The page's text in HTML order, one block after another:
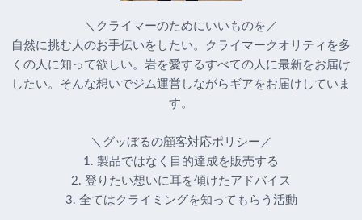
＼クライマーのためにいいものを／
自然に挑む人のお手伝いをしたい。クライマークオリティを多
くの人に知って欲しい。岩を愛するすべての人に最新をお届け
したい。そんな想いでジム運営しながらギアをお届けしていま
す。
＼グッぼるの顧客対応ポリシー／
1. 製品ではなく目的達成を販売する
2. 登りたい想いに耳を傾けたアドバイス
3. 全てはクライミングを知ってもらう活動